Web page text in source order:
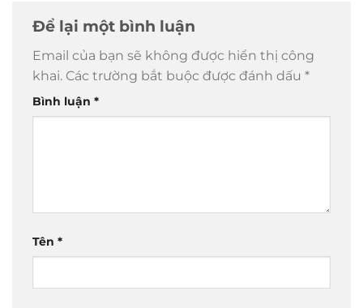
Để lại một bình luận
Email của bạn sẽ không được hiển thị công
khai. Các trường bắt buộc được đánh dấu *
Bình luận *
Tên *